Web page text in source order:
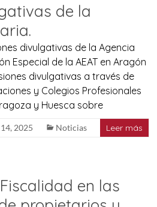
de la
divulgativas de la Agencia
Especial de la AEAT en Aragón
divulgativas a través de
y Colegios Profesionales
y Huesca sobre
2025 Noticias Leer más
en las